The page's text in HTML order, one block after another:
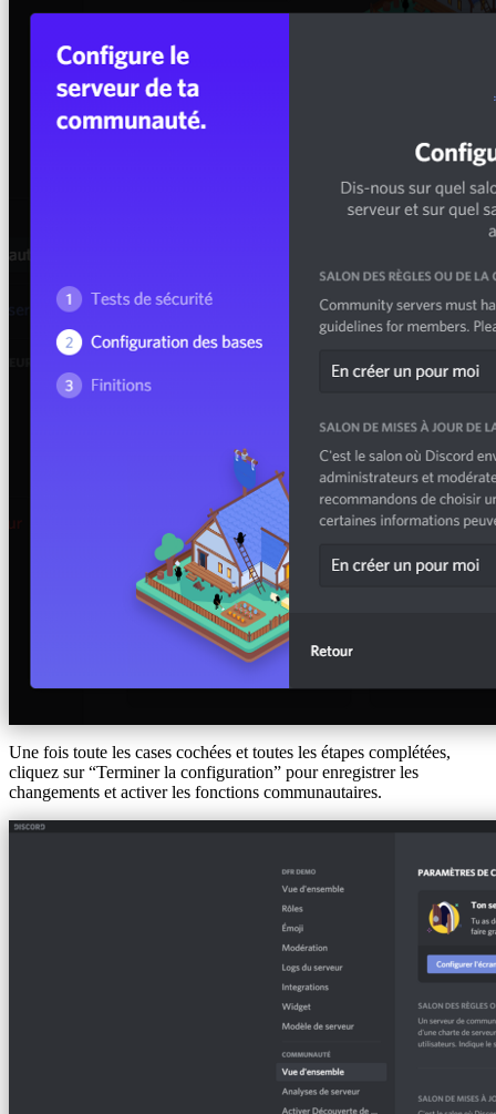
Une fois toute les cases cochées et toutes les étapes complétées,
cliquez sur “Terminer la configuration” pour enregistrer les
changements et activer les fonctions communautaires.